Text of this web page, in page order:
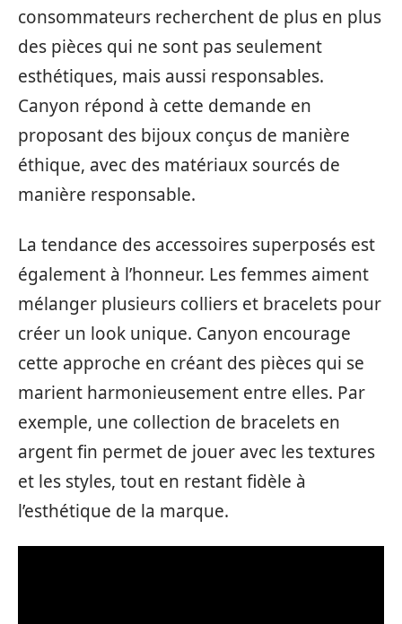
consommateurs recherchent de plus en plus
des pièces qui ne sont pas seulement
esthétiques, mais aussi responsables.
Canyon répond à cette demande en
proposant des bijoux conçus de manière
éthique, avec des matériaux sourcés de
manière responsable.
La tendance des accessoires superposés est
également à l’honneur. Les femmes aiment
mélanger plusieurs colliers et bracelets pour
créer un look unique. Canyon encourage
cette approche en créant des pièces qui se
marient harmonieusement entre elles. Par
exemple, une collection de bracelets en
argent fin permet de jouer avec les textures
et les styles, tout en restant fidèle à
l’esthétique de la marque.